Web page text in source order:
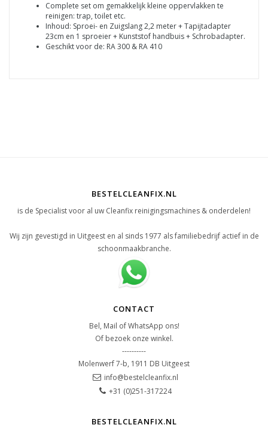
Complete set om gemakkelijk kleine oppervlakken te
reinigen: trap, toilet etc.
Inhoud: Sproei- en Zuigslang 2,2 meter + Tapijtadapter
23cm en 1 sproeier + Kunststof handbuis + Schrobadapter.
Geschikt voor de: RA 300 & RA 410
BESTELCLEANFIX.NL
is de Specialist voor al uw Cleanfix reinigingsmachines & onderdelen!
Wij zijn gevestigd in Uitgeest en al sinds 1977 als familiebedrijf actief in de
schoonmaakbranche.
CONTACT
Bel, Mail of WhatsApp ons!
Of bezoek onze winkel.
----------
Molenwerf 7-b, 1911 DB Uitgeest
info@bestelcleanfix.nl
+31 (0)251-317224
BESTELCLEANFIX.NL